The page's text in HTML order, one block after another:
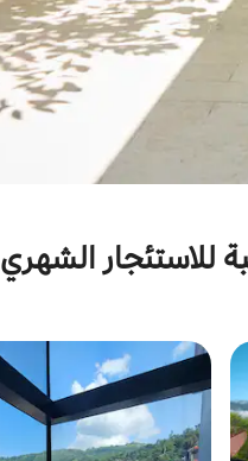
للاستئجار الشهري